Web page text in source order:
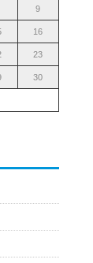
9
16
23
30